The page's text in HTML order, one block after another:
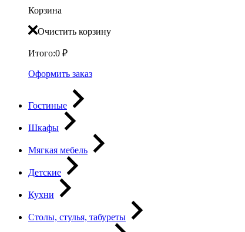
Корзина
Очистить корзину
Итого:0 ₽
Оформить заказ
Гостиные
Шкафы
Мягкая мебель
Детские
Кухни
Столы, стулья, табуреты